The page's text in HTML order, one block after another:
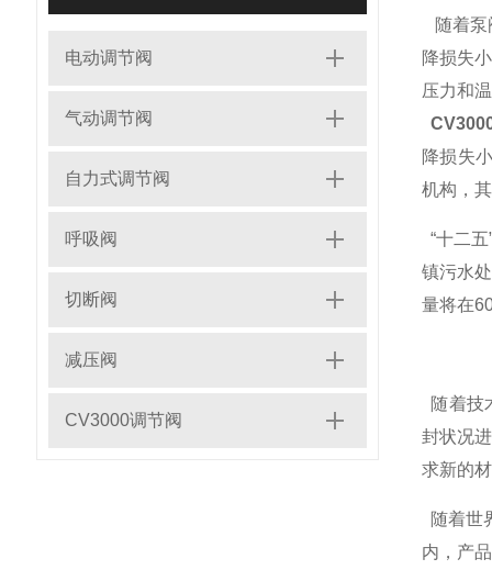
电动调节阀
气动调节阀
自力式调节阀
呼吸阀
切断阀
减压阀
CV3000调节阀
随着泵
降损失
压力和
降损失
机构，
“十二
镇污水
量将在
随着技
封状况
求新的
随着世
内，产